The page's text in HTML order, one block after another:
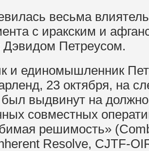
весьма
с иракским и
Дэвидом Петреусом.
и единомышленник
23 октября, на
выдвинут на
совместных
решимость»
Resolve, CJTF-